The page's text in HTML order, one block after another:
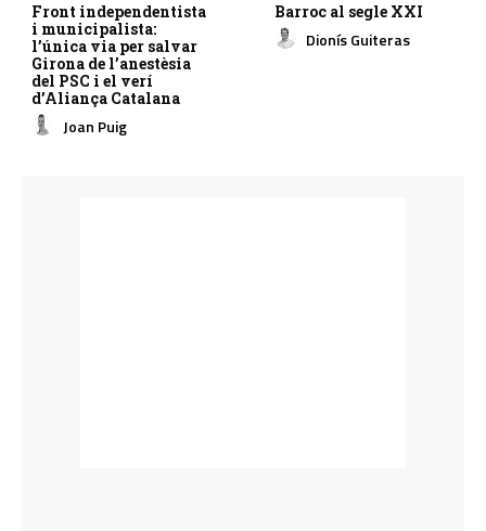
Front independentista
i municipalista:
l’única via per salvar
Girona de l’anestèsia
del PSC i el verí
d’Aliança Catalana
Joan Puig
Barroc al segle XXI
Dionís Guiteras